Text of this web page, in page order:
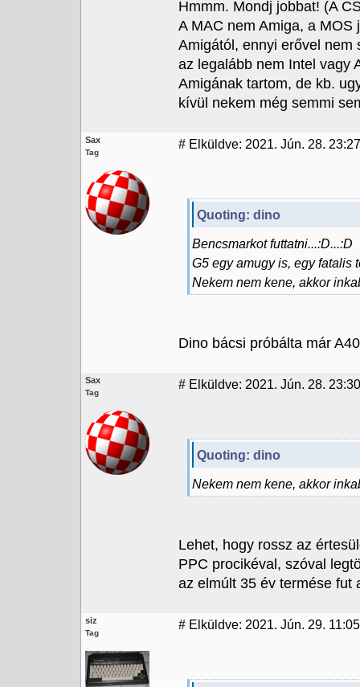
Hmmm. Mondj jobbat! (A
A MAC nem Amiga, a
Amigától, ennyi erővel nem
az legalább nem Intel vagy
Amigának tartom, de kb.
kívül nekem még semmi
Sax
Tag
# Elküldve: 2021. Jún. 28. 23:27
Quoting: dino
Bencsmarkot futtatni...:D...:D
G5 egy amugy is, egy fatalis
Nekem nem kene, akkor
Dino bácsi próbálta már
Sax
Tag
# Elküldve: 2021. Jún. 28. 23:30
Quoting: dino
Nekem nem kene, akkor
Lehet, hogy rossz az
PPC procikéval, szóval
az elmúlt 35 év termése fut
siz
Tag
# Elküldve: 2021. Jún. 29. 11:05